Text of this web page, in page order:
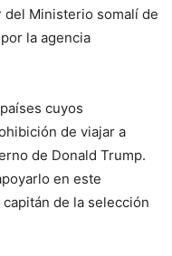
del Ministerio somalí de
la agencia
cuyos
de viajar a
de Donald Trump.
en este
de la selección